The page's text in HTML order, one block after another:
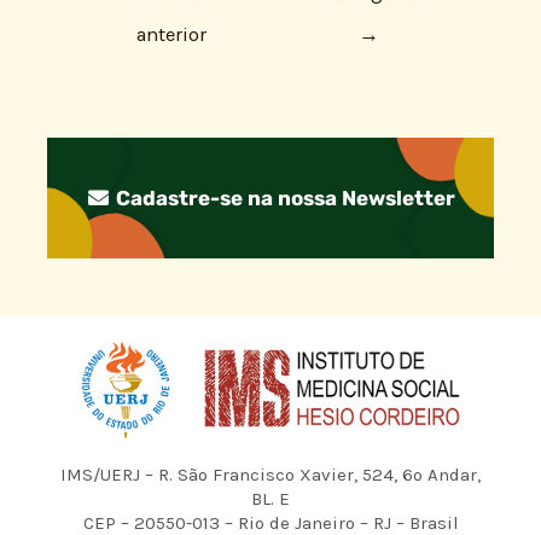
anterior
→
Cadastre-se na nossa Newsletter
IMS/UERJ – R. São Francisco Xavier, 524, 6º Andar,
BL. E
CEP – 20550-013 – Rio de Janeiro – RJ – Brasil